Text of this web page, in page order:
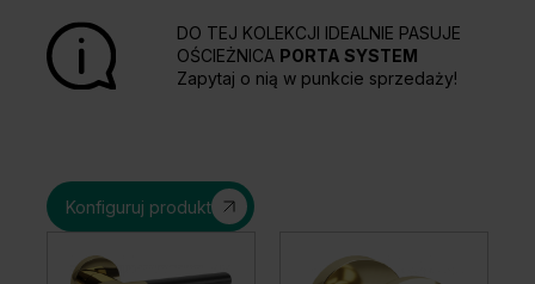
DO TEJ KOLEKCJI IDEALNIE PASUJE
OŚCIEŻNICA PORTA SYSTEM
Zapytaj o nią w punkcie sprzedaży!
Konfiguruj produkt